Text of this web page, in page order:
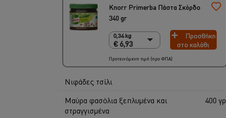
Knorr Primerba Πάστα Σκόρδο
340 gr
0,34 kg
€ 6,93
0,34 kg
€ 6,93
2 x 340 gr
€ 13,86
Προσθήκη
στο καλάθι
Προτεινόμενη τιμή (προ ΦΠΑ)
Νιφάδες τσίλι
Μαύρα φασόλια ξεπλυμένα και
στραγγισμένα
400 γρ